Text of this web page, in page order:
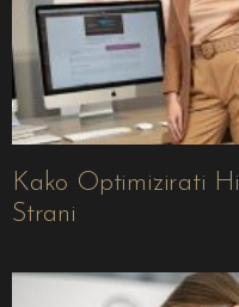
Kako Optimizirati
Strani